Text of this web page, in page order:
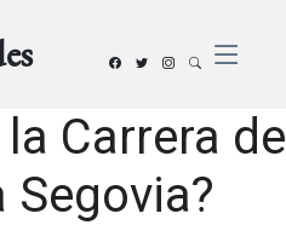
Carrera de
Segovia?